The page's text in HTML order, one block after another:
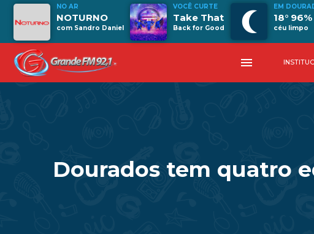
NO AR
NOTURNO
com Sandro Daniel
VOCÊ CURTE
Take That
Back for Good
EM
18° 96%
céu limpo
menu
Dourados tem quatro